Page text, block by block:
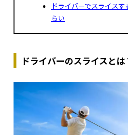
ドライバーでスライス
らい
ドライバーのスライスとは